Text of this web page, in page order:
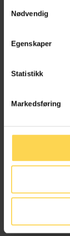
Nødvendig
Egenskaper
Statistikk
Markedsføring